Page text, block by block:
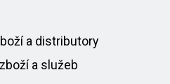
a distributory
a služeb